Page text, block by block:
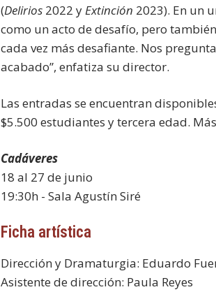
(Delirios 2022 yExtinción 2023). En un
como un acto de desafío, pero
cada vez más desafiante. Nos
acabado”, enfatiza su director.
Las entradas se encuentran
$5.500 estudiantes y tercera edad.
Cadáveres
18 al 27 de junio
19:30h - Sala Agustín Siré
Ficha artística
Dirección y Dramaturgia: Eduardo
Asistente de dirección: Paula Reyes